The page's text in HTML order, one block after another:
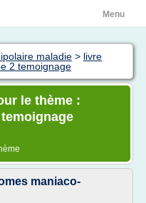
Menu
maladie > livre
2 temoignage
le thème :
maniaco-